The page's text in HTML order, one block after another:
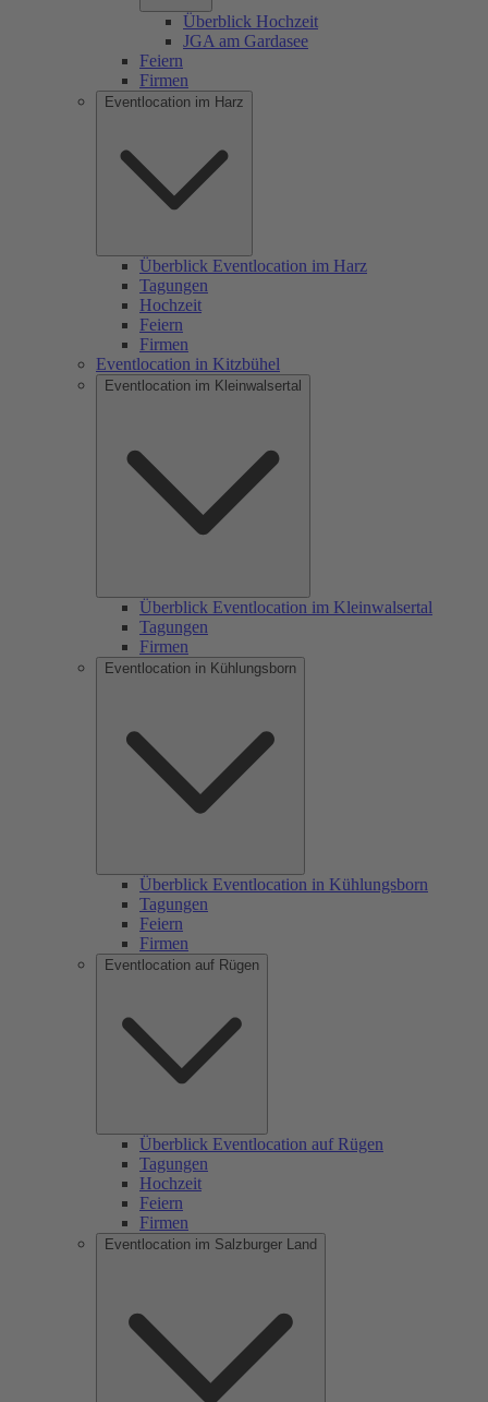
Überblick Hochzeit
JGA am Gardasee
Feiern
Firmen
Eventlocation im Harz
Überblick Eventlocation im Harz
Tagungen
Hochzeit
Feiern
Firmen
Eventlocation in Kitzbühel
Eventlocation im Kleinwalsertal
Überblick Eventlocation im Kleinwalsertal
Tagungen
Firmen
Eventlocation in Kühlungsborn
Überblick Eventlocation in Kühlungsborn
Tagungen
Feiern
Firmen
Eventlocation auf Rügen
Überblick Eventlocation auf Rügen
Tagungen
Hochzeit
Feiern
Firmen
Eventlocation im Salzburger Land